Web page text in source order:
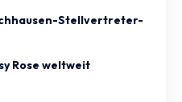
Stellvertreter-
Rose weltweit